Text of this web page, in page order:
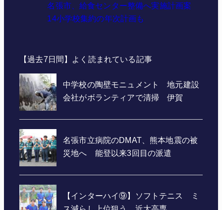
名張市、給食センター整備へ実施計画案
14小学校集約の年次計画も
【過去7日間】よく読まれている記事